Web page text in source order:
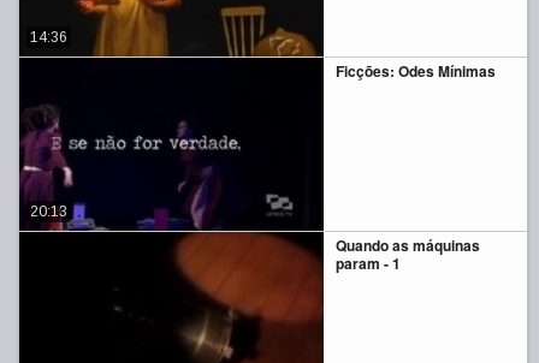
14:36
Ficções: Odes Mínimas
20:13
Quando as máquinas
param - 1